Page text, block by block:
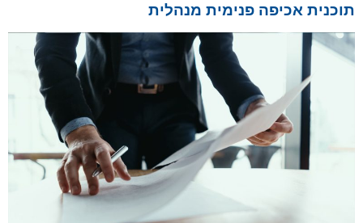
תוכנית אכיפה פנימית מנהלית